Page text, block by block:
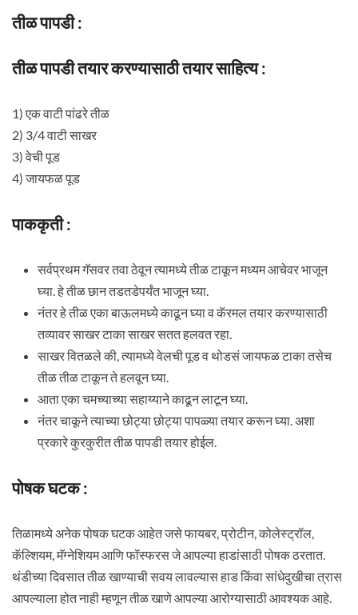
तीळ पापडी :
तीळ पापडी तयार करण्यासाठी तयार साहित्य :
1) एक वाटी पांढरे तीळ
2) 3/4 वाटी साखर
3) वेची पूड
4) जायफळ पूड
पाककृती :
सर्वप्रथम गॅसवर तवा ठेवून त्यामध्ये तीळ टाकून मध्यम आचेवर भाजून
घ्या. हे तीळ छान तडतडेपर्यंत भाजून घ्या.
नंतर हे तीळ एका बाऊलमध्ये काढून घ्या व कॅरमल तयार करण्यासाठी
तव्यावर साखर टाका साखर सतत हलवत रहा.
साखर वितळले की, त्यामध्ये वेलची पूड व थोडसं जायफळ टाका तसेच
तीळ तीळ टाकून ते हलवून घ्या.
आता एका चमच्याच्या सहाय्याने काढून लाटून घ्या.
नंतर चाकूने त्याच्या छोट्या छोट्या पापळ्या तयार करून घ्या. अशा
प्रकारे कुरकुरीत तीळ पापडी तयार होईल.
पोषक घटक :
तिळामध्ये अनेक पोषक घटक आहेत जसे फायबर, प्रोटीन, कोलेस्ट्रॉल,
कॅल्शियम, मॅग्नेशियम आणि फॉस्फरस जे आपल्या हाडांसाठी पोषक ठरतात.
थंडीच्या दिवसात तीळ खाण्याची सवय लावल्यास हाड किंवा सांधेदुखीचा त्रास
आपल्याला होत नाही म्हणून तीळ खाणे आपल्या आरोग्यासाठी आवश्यक आहे.